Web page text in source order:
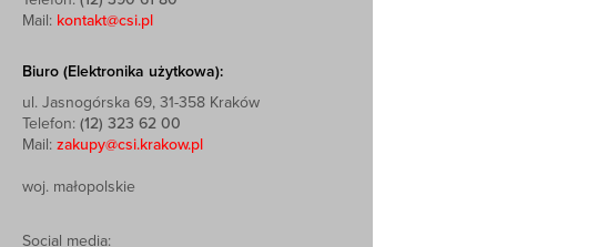
Mail: kontakt@csi.pl
Biuro (Elektronika użytkowa):
ul. Jasnogórska 69, 31-358 Kraków
Telefon: (12) 323 62 00
Mail: zakupy@csi.krakow.pl
woj. małopolskie
Social media: